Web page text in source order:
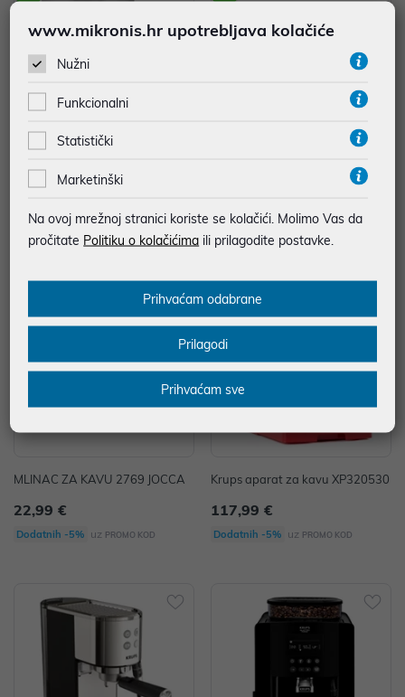
FZG 9000-UE Dimnjak
Dodatnih -5% uz PROMO KOD
Električni grill HEG-F20002P
Dodatnih -5% uz
MLINAC ZA KAVU 2769 JOCCA
22,99 €
Dodatnih -5% uz PROMO KOD
Krups aparat za kavu XP320530
117,99 €
Dodatnih -5% uz PROMO KOD
www.mikronis.hr upotrebljava kolačiće
Nužni
Funkcionalni
Statistički
Marketinški
Na ovoj mrežnoj stranici koriste se kolačići. Molimo Vas da
pročitate Politiku o kolačićima ili prilagodite postavke.
Prihvaćam odabrane
Prilagodi
Prihvaćam sve